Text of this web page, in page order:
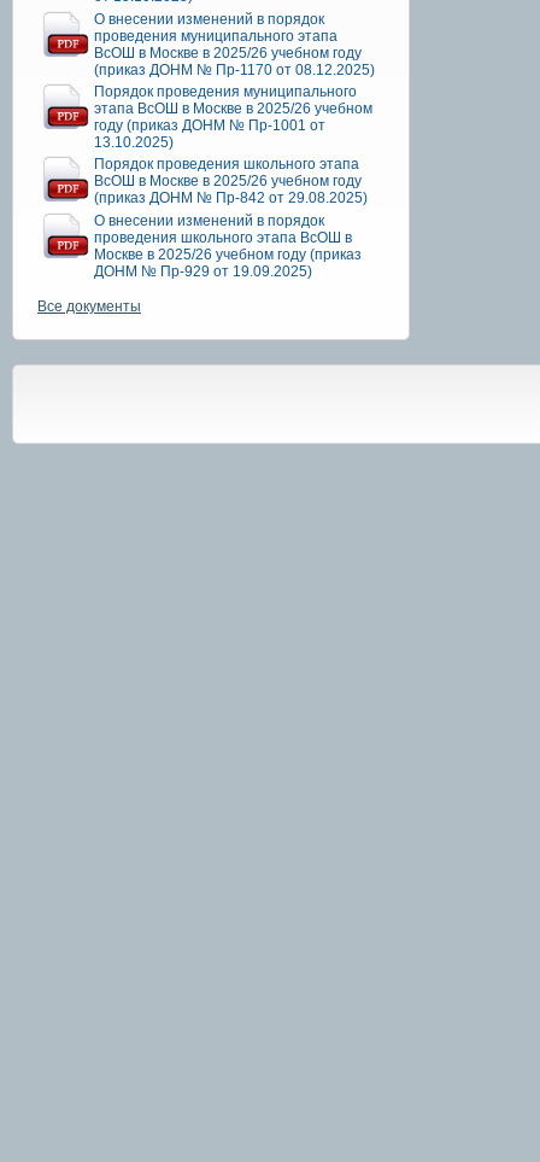
О внесении изменений в порядок
проведения муниципального этапа
ВсОШ в Москве в 2025/26 учебном году
(приказ ДОНМ № Пр-1170 от 08.12.2025)
Порядок проведения муниципального
этапа ВсОШ в Москве в 2025/26 учебном
году (приказ ДОНМ № Пр-1001 от
13.10.2025)
Порядок проведения школьного этапа
ВсОШ в Москве в 2025/26 учебном году
(приказ ДОНМ № Пр-842 от 29.08.2025)
О внесении изменений в порядок
проведения школьного этапа ВсОШ в
Москве в 2025/26 учебном году (приказ
ДОНМ № Пр-929 от 19.09.2025)
Все документы